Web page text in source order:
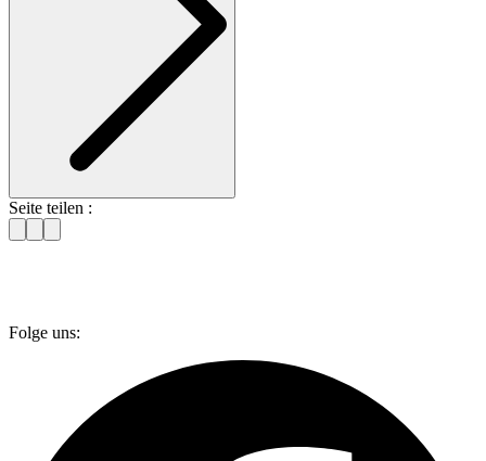
Seite teilen :
Folge uns: